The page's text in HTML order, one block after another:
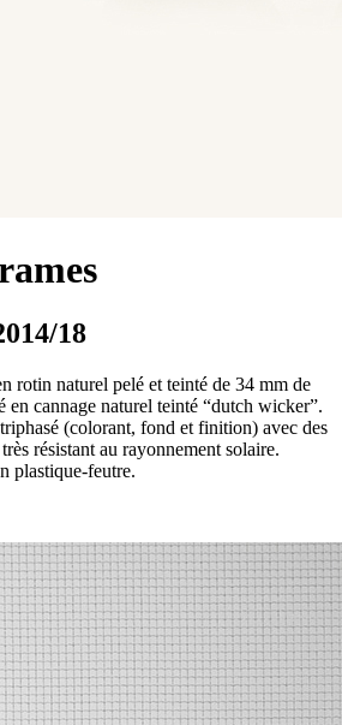
18
rotin naturel pelé et teinté de 34 mm de
en cannage naturel teinté “dutch wicker”.
(colorant, fond et finition) avec des
résistant au rayonnement solaire.
plastique-feutre.